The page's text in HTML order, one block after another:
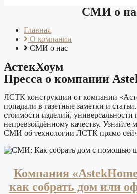
СМИ о
Главная
О компании
СМИ о нас
АстекХоум
Пресса о компании
ЛСТК конструкции от компании
попадали в газетные заметки и
стоимости изделий, универсальности
непревзойдённому качеству. Узнайте
СМИ об технологии ЛСТК прямо
Компания
как собрать дом или